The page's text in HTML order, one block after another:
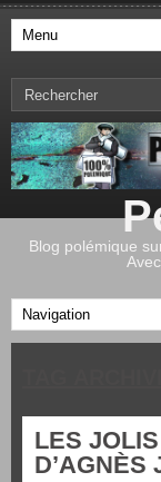
Blog polémique
LES
D’AGNÈS